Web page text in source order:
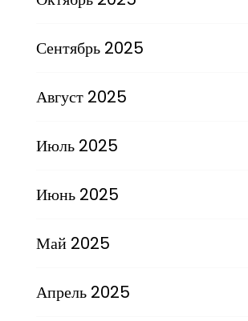
Сентябрь 2025
Август 2025
Июль 2025
Июнь 2025
Май 2025
Апрель 2025